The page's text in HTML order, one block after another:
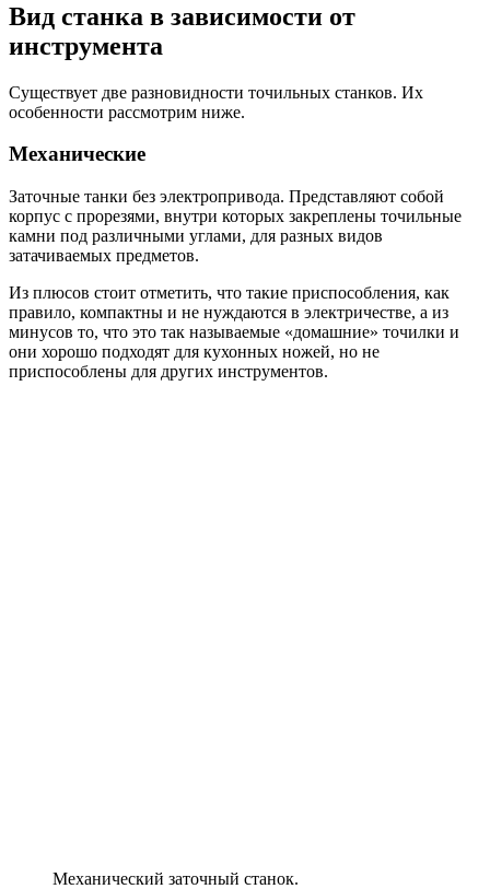
Вид станка в зависимости от
инструмента
Существует две разновидности точильных станков. Их
особенности рассмотрим ниже.
Механические
Заточные танки без электропривода. Представляют собой
корпус с прорезями, внутри которых закреплены точильные
камни под различными углами, для разных видов
затачиваемых предметов.
Из плюсов стоит отметить, что такие приспособления, как
правило, компактны и не нуждаются в электричестве, а из
минусов то, что это так называемые «домашние» точилки и
они хорошо подходят для кухонных ножей, но не
приспособлены для других инструментов.
Механический заточный станок.